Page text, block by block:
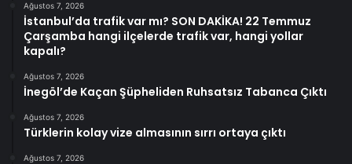
Ağustos 7, 2026
İstanbul’da trafik var mı? SON DAKİKA! 22 Temmuz
Çarşamba hangi ilçelerde trafik var, hangi yollar
kapalı?
Ağustos 7, 2026
İnegöl’de Kaçan Şüpheliden Ruhsatsız Tabanca Çıktı
Ağustos 7, 2026
Türklerin kolay vize almasının sırrı ortaya çıktı
Ağustos 7, 2026